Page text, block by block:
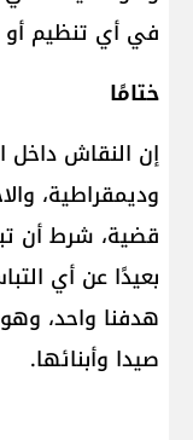
في أي تنظيم أو
ختامًا
إن النقاش داخل
وديمقراطية،
قضية، شرط أن
بعيدًا عن أي
هدفنا واحد،
صيدا وأبنائها.